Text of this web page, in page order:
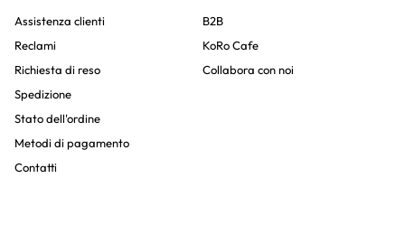
Assistenza clienti
Reclami
Richiesta di reso
Spedizione
Stato dell'ordine
Metodi di pagamento
Contatti
B2B
KoRo Cafe
Collabora con noi